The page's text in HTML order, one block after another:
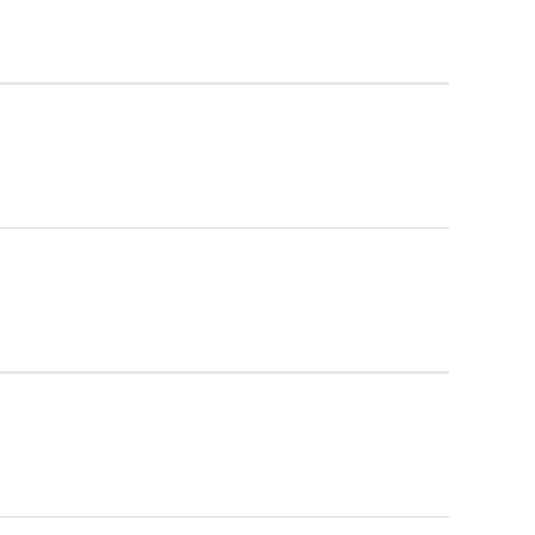
специальными клипсами между тонким листом